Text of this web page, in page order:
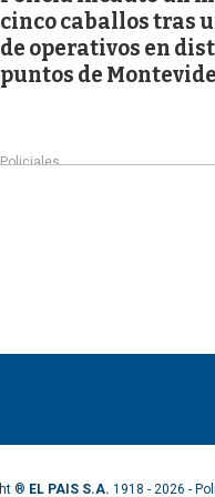
cinco caballos tras
de operativos en
puntos de
Policiales
® EL PAIS S.A. 1918 - 2026 -